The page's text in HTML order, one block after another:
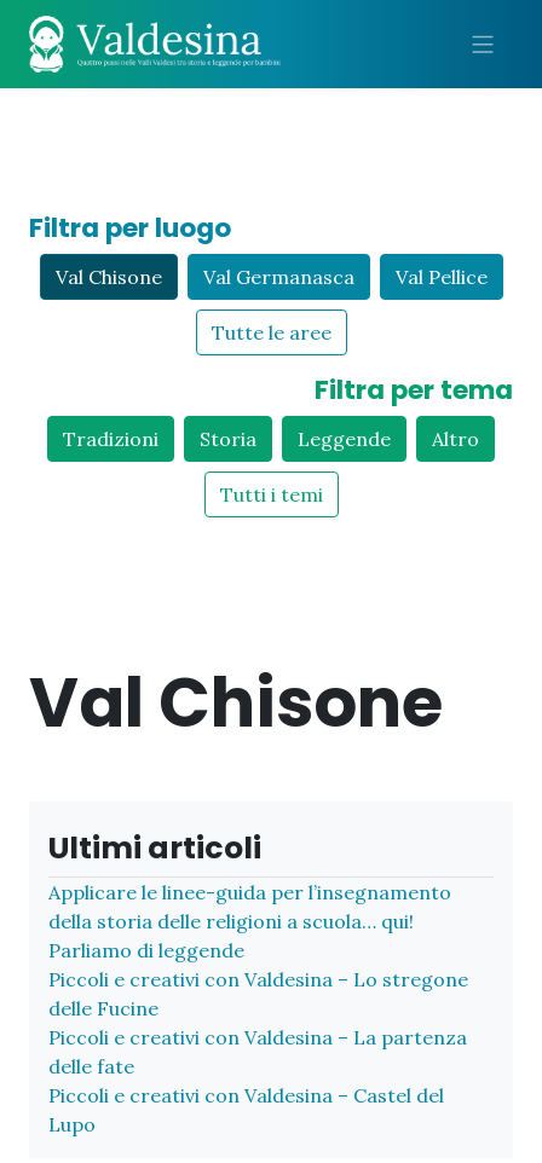
Filtra per luogo
Val Chisone Val Germanasca Val Pellice
Tutte le aree
Filtra per tema
Tradizioni Storia Leggende Altro
Tutti i temi
Val Chisone
Ultimi articoli
Applicare le linee-guida per l’insegnamento
della storia delle religioni a scuola… qui!
Parliamo di leggende
Piccoli e creativi con Valdesina – Lo stregone
delle Fucine
Piccoli e creativi con Valdesina – La partenza
delle fate
Piccoli e creativi con Valdesina – Castel del
Lupo